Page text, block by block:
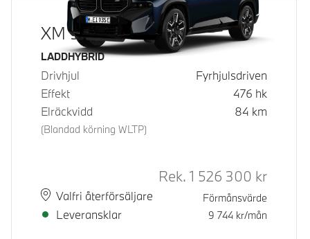
XM 50e
Bränsle
LADDHYBRID
Drivhjul
Fyrhjulsdriven
Effekt
476 hk
Elräckvidd
(Blandad körning WLTP)
84 km
PlatsValfri återförsäljare
Leveranstid
Leveransklar
Rek.
Rek. 1 526 300 kr
Förmånsvärde
9 744 kr/mån